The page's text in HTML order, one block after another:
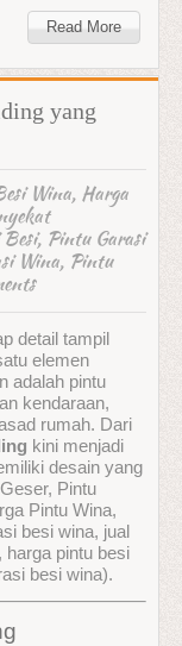
Read More
yang
Wina, Harga
, Pintu Garasi
Wina, Pintu
detail tampil
elemen
adalah pintu
kendaraan,
rumah. Dari
kini menjadi
desain yang
Pintu
Pintu Wina,
besi wina, jual
harga pintu besi
besi wina).